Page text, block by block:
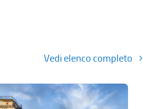
Vedi elenco completo